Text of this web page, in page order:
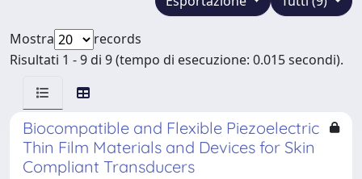
Mostra
records
Risultati 1 - 9 di 9 (tempo di esecuzione: 0.015 secondi).
Biocompatible and Flexible Piezoelectric
Thin Film Materials and Devices for Skin
Compliant Transducers